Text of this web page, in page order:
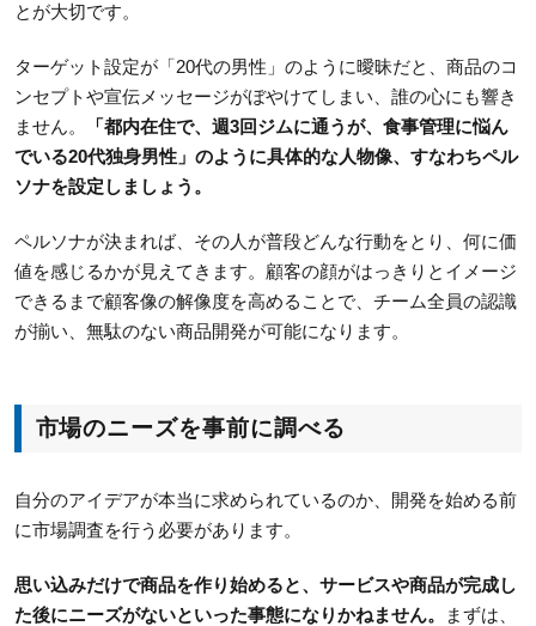
とが大切です。
ターゲット設定が「20代の男性」のように曖昧だと、商品のコ
ンセプトや宣伝メッセージがぼやけてしまい、誰の心にも響き
ません。
「都内在住で、週3回ジムに通うが、食事管理に悩ん
でいる20代独身男性」のように具体的な人物像、すなわちペル
ソナを設定しましょう。
ペルソナが決まれば、その人が普段どんな行動をとり、何に価
値を感じるかが見えてきます。顧客の顔がはっきりとイメージ
できるまで顧客像の解像度を高めることで、チーム全員の認識
が揃い、無駄のない商品開発が可能になります。
市場のニーズを事前に調べる
自分のアイデアが本当に求められているのか、開発を始める前
に市場調査を行う必要があります。
思い込みだけで商品を作り始めると、サービスや商品が完成し
た後にニーズがないといった事態になりかねません。
まずは、